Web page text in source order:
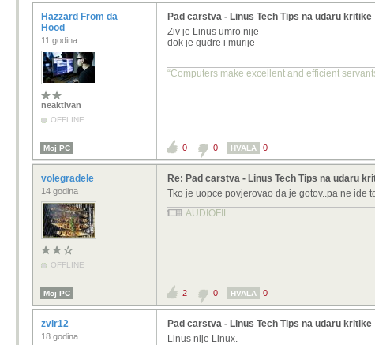
Hazzard From da
Hood
11 godina
neaktivan
OFFLINE
Pad carstva - Linus Tech Tips na udaru kritike
Ziv je Linus umro nije
dok je gudre i murije
“Computers make excellent and efficient
Moj PC 0 0 HVALA 0
volegradele
14 godina
OFFLINE
Re: Pad carstva - Linus Tech Tips na udaru
Tko je uopce povjerovao da je gotov..pa ne ide
AUDIOFIL
Moj PC 2 0 HVALA 0
zvir12
18 godina
Pad carstva - Linus Tech Tips na udaru kritike
Linus nije Linux.